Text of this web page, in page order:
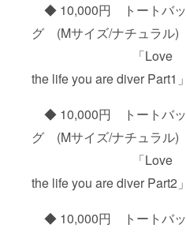
◆ 10,000円 トートバッ
グ (Mサイズ/ナチュラル)
「Love
the life you are diver Part1」
◆ 10,000円 トートバッ
グ (Mサイズ/ナチュラル)
「Love
the life you are diver Part2」
◆ 10,000円 トートバッ